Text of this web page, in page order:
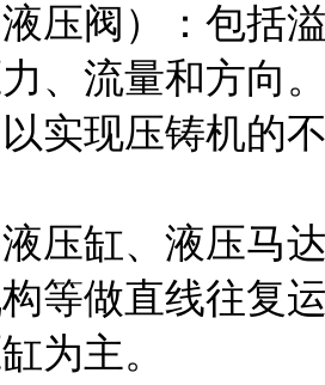
压阀）：包括
、流量和方向
实现压铸机的
压缸、液压马
等做直线往复
为主。